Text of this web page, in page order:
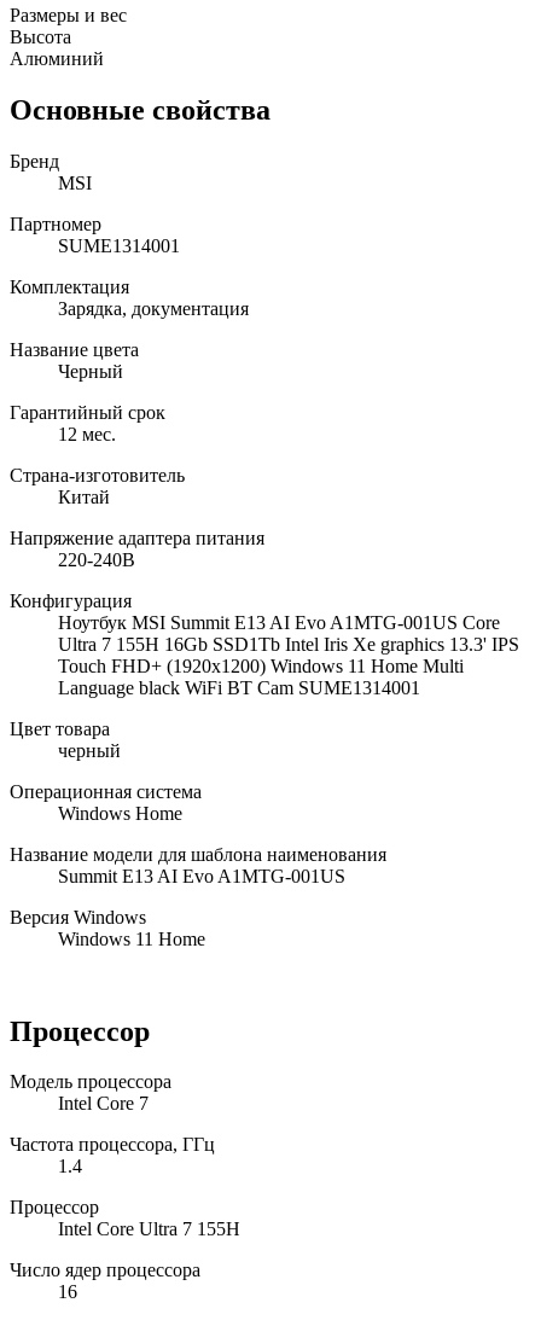
Размеры и вес
Высота
Алюминий
Основные свойства
Бренд
MSI
Партномер
SUME1314001
Комплектация
Зарядка, документация
Название цвета
Черный
Гарантийный срок
12 мес.
Страна-изготовитель
Китай
Напряжение адаптера питания
220-240В
Конфигурация
Ноутбук MSI Summit E13 AI Evo A1MTG-001US Core
Ultra 7 155H 16Gb SSD1Tb Intel Iris Xe graphics 13.3' IPS
Touch FHD+ (1920x1200) Windows 11 Home Multi
Language black WiFi BT Cam SUME1314001
Цвет товара
черный
Операционная система
Windows Home
Название модели для шаблона наименования
Summit E13 AI Evo A1MTG-001US
Версия Windows
Windows 11 Home
Процессор
Модель процессора
Intel Core 7
Частота процессора, ГГц
1.4
Процессор
Intel Core Ultra 7 155H
Число ядер процессора
16